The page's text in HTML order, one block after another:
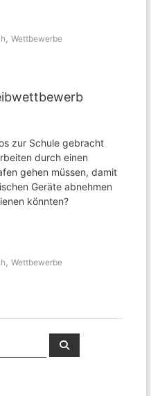
,Wettbewerbe
zur Schule gebracht
durch einen
gehen müssen, damit
Geräte abnehmen
könnten?
,Wettbewerbe
Search